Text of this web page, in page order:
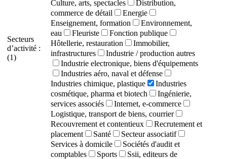
Secteurs
d’activité :
(1)
Culture, arts, spectacles
Distribution,
commerce de détail
Energie
Enseignement, formation
Environnement,
eau
Fleuriste
Fonction publique
Hôtellerie, restauration
Immobilier,
infrastructures
Industrie / production autres
Industrie electronique, biens d'équipements
Industries aéro, naval et défense
Industries chimique, plastique
Industries
cosmétique, pharma et biotech
Ingénierie,
services associés
Internet, e-commerce
Logistique, transport de biens, courrier
Recouvrement et contentieux
Recrutement et
placement
Santé
Secteur associatif
Services à domicile
Sociétés d'audit et
comptables
Sports
Ssii, editeurs de